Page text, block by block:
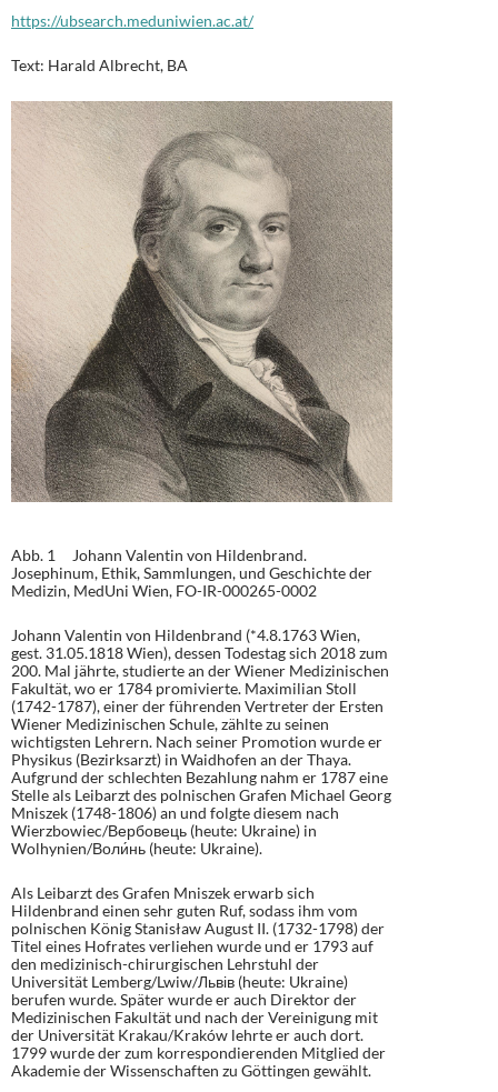
https://ubsearch.meduniwien.ac.at/
Text: Harald Albrecht, BA
Abb. 1 Johann Valentin von Hildenbrand.
Josephinum, Ethik, Sammlungen, und Geschichte der
Medizin, MedUni Wien, FO-IR-000265-0002
Johann Valentin von Hildenbrand (*4.8.1763 Wien,
gest. 31.05.1818 Wien), dessen Todestag sich 2018 zum
200. Mal jährte, studierte an der Wiener Medizinischen
Fakultät, wo er 1784 promivierte. Maximilian Stoll
(1742-1787), einer der führenden Vertreter der Ersten
Wiener Medizinischen Schule, zählte zu seinen
wichtigsten Lehrern. Nach seiner Promotion wurde er
Physikus (Bezirksarzt) in Waidhofen an der Thaya.
Aufgrund der schlechten Bezahlung nahm er 1787 eine
Stelle als Leibarzt des polnischen Grafen Michael Georg
Mniszek (1748-1806) an und folgte diesem nach
Wierzbowiec/Вербовець (heute: Ukraine) in
Wolhynien/Воли́нь (heute: Ukraine).
Als Leibarzt des Grafen Mniszek erwarb sich
Hildenbrand einen sehr guten Ruf, sodass ihm vom
polnischen König Stanisław August II. (1732-1798) der
Titel eines Hofrates verliehen wurde und er 1793 auf
den medizinisch-chirurgischen Lehrstuhl der
Universität Lemberg/Lwiw/Львів (heute: Ukraine)
berufen wurde. Später wurde er auch Direktor der
Medizinischen Fakultät und nach der Vereinigung mit
der Universität Krakau/Kraków lehrte er auch dort.
1799 wurde der zum korrespondierenden Mitglied der
Akademie der Wissenschaften zu Göttingen gewählt.